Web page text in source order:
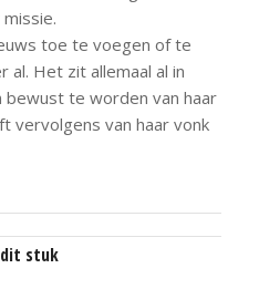
toe te voegen of te
al. Het zit allemaal al in
bewust te worden van haar
vervolgens van haar vonk
stuk